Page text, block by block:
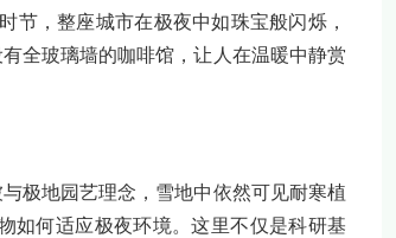
节，整座城市在极夜中如珠宝般闪烁，
全玻璃墙的咖啡馆，让人在温暖中静赏
极地园艺理念，雪地中依然可见耐寒植
如何适应极夜环境。这里不仅是科研基